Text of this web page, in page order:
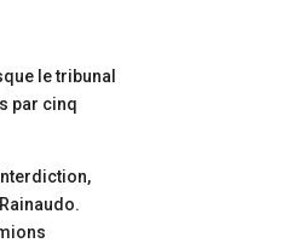
le tribunal
par cinq